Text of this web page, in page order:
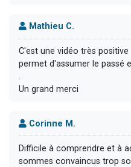
Mathieu C.
C'est une vidéo très
permet d'assumer le passé
.
Un grand merci
Corinne M.
Difficile à comprendre et à
sommes convaincus trop